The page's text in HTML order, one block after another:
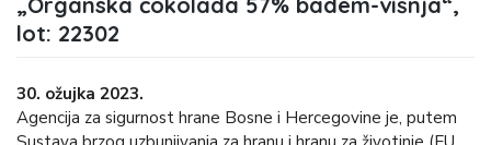
lot: 22302
30. ožujka 2023.
Agencija za sigurnost hrane Bosne i Hercegovine je, putem